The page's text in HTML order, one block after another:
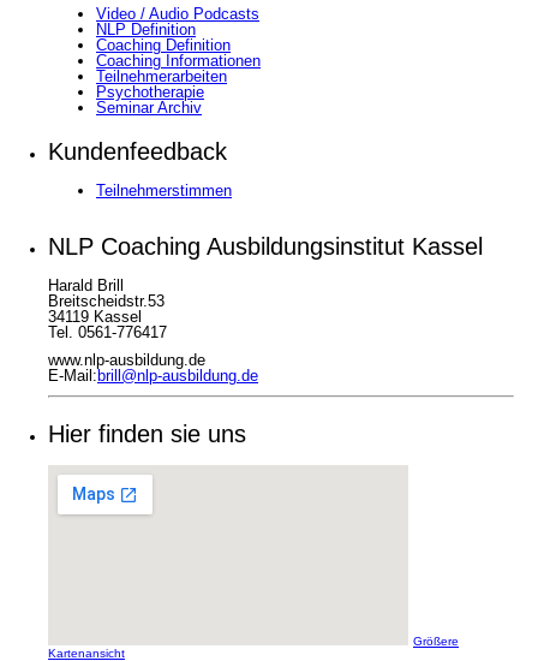
Video / Audio Podcasts
NLP Definition
Coaching Definition
Coaching Informationen
Teilnehmerarbeiten
Psychotherapie
Seminar Archiv
Kundenfeedback
Teilnehmerstimmen
NLP Coaching Ausbildungsinstitut Kassel
Harald Brill
Breitscheidstr.53
34119 Kassel
Tel. 0561-776417
www.nlp-ausbildung.de
E-Mail: brill@nlp-ausbildung.de
Hier finden sie uns
Größere
Kartenansicht